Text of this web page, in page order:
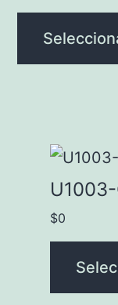
Las
opciones
se
página
$0
Este
producto
tiene
Las